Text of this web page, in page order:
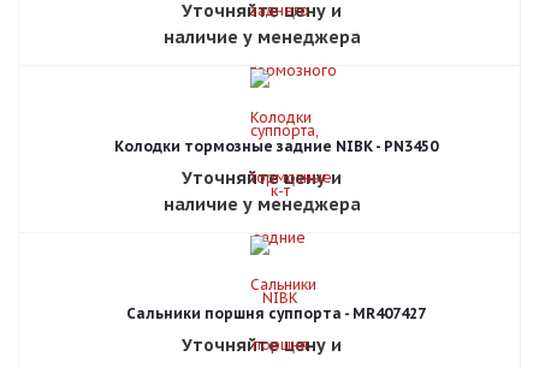
Уточняйте цену и
наличие у менеджера
Колодки тормозные задние NIBK - PN3450
Уточняйте цену и
наличие у менеджера
Сальники поршня суппорта - MR407427
Уточняйте цену и